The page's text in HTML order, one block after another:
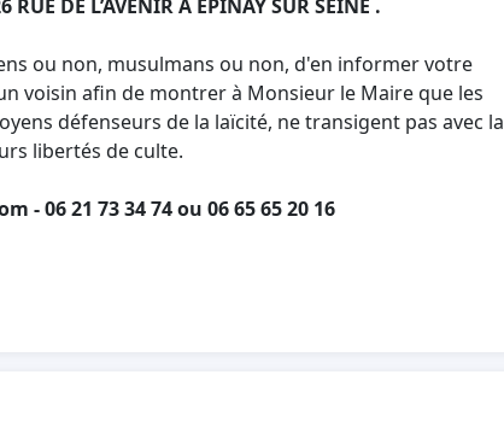
RUE DE L’AVENIR Á ÉPINAYSUR SEINE .
ou non, musulmans ou non, d'en informer votre
voisin afin de montrer à Monsieur le Maire que les
défenseurs de la laïcité, ne transigent pas avec la
libertés de culte.
- 06 21 73 34 74 ou 06 65 65 20 16